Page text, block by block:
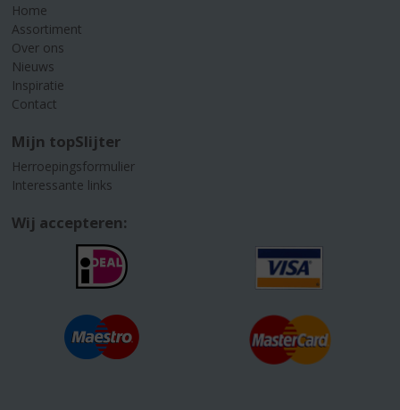
Home
Assortiment
Over ons
Nieuws
Inspiratie
Contact
Mijn topSlijter
Herroepingsformulier
Interessante links
Wij accepteren: